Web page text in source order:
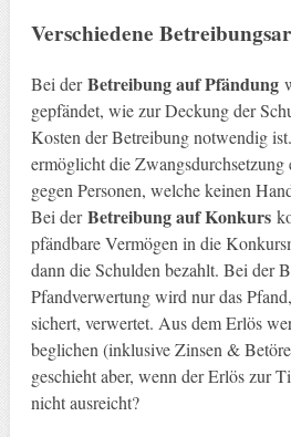
Verschiedene
Bei derBetreibung auf Pfändung
gepfändet, wie zur Deckung der
Kosten der Betreibung notwendig
ermöglicht die
gegen Personen, welche keinen
Bei derBetreibung auf Konkurs
pfändbare Vermögen in die
dann die Schulden bezahlt. Bei der
Pfandverwertung wird nur das
sichert, verwertet. Aus dem Erlös
beglichen (inklusive Zinsen &
geschieht aber, wenn der Erlös zur
nicht ausreicht?